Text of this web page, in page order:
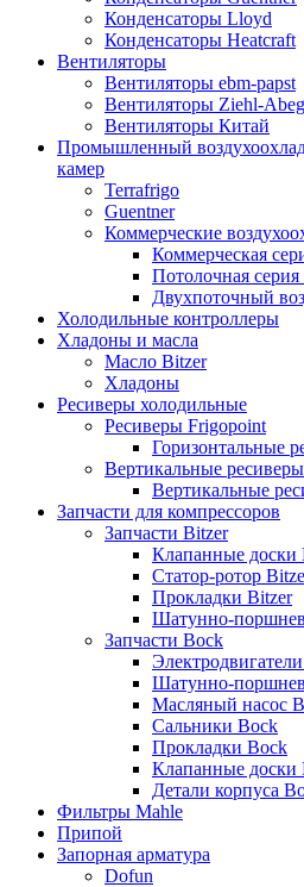
Конденсаторы Lloyd
Конденсаторы Heatcraft
Вентиляторы
Вентиляторы ebm-papst
Вентиляторы Ziehl-
Вентиляторы Китай
Промышленный
камер
Terrafrigo
Guentner
Коммерческие
Коммерческая
Потолочная
Двухпоточный
Холодильные контроллеры
Хладоны и масла
Масло Bitzer
Хладоны
Ресиверы холодильные
Ресиверы Frigopoint
Горизонтальные
Вертикальные ресиверы
Вертикальные
Запчасти для компрессоров
Запчасти Bitzer
Клапанные доски
Статор-ротор
Прокладки Bitzer
Шатунно-
Запчасти Bock
Шатунно-
Масляный насос
Сальники Bock
Прокладки Bock
Клапанные доски
Детали корпуса
Фильтры Mahle
Припой
Запорная арматура
Dofun